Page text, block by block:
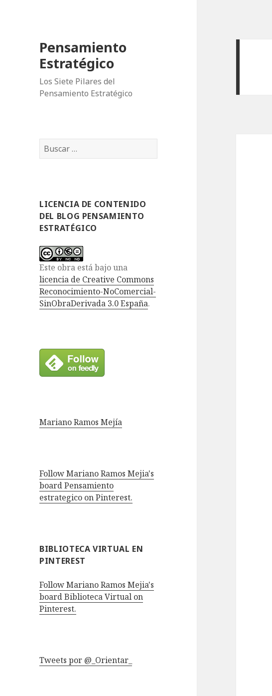
Pensamiento
Estratégico
Los Siete Pilares del
Pensamiento Estratégico
B
u
r
:
LICENCIA DE CONTENIDO
DEL BLOG PENSAMIENTO
ESTRATÉGICO
Este obra está bajo una
licencia de Creative Commons
Reconocimiento-NoComercial-
SinObraDerivada 3.0 España.
Mariano Ramos Mejía
Follow Mariano Ramos Mejia's
board Pensamiento
estrategico on Pinterest.
BIBLIOTECA VIRTUAL EN
PINTEREST
Follow Mariano Ramos Mejia's
board Biblioteca Virtual on
Pinterest.
Tweets por @_Orientar_